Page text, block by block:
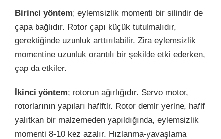
Birinci yöntem; eylemsizlik momenti bir silindir de
çapa bağlıdır. Rotor çapı küçük tutulmalıdır,
gerektiğinde uzunluk arttırılabilir. Zira eylemsizlik
momentine uzunluk orantılı bir şekilde etki ederken,
çap da etkiler.
İkinci yöntem; rotorun ağırlığıdır. Servo motor,
rotorlarının yapıları hafiftir. Rotor demir yerine, hafif
yalıtkan bir malzemeden yapıldığında, eylemsizlik
momenti 8-10 kez azalır. Hızlanma-yavaşlama